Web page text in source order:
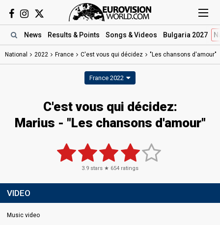
News Results & Points Songs & Videos Bulgaria 2027
National 2022 France C'est vous qui décidez "Les chansons d'amour"
France 2022
C'est vous qui décidez:
Marius - "Les chansons d'amour"
3.9 stars ★ 654 ratings
VIDEO
Music video